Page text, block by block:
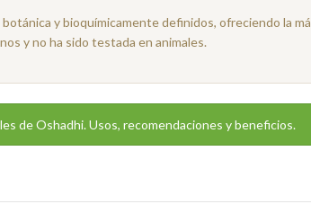
y bioquímicamente definidos, ofreciendo la
y no ha sido testada en animales.
de Oshadhi. Usos, recomendaciones y beneficios.